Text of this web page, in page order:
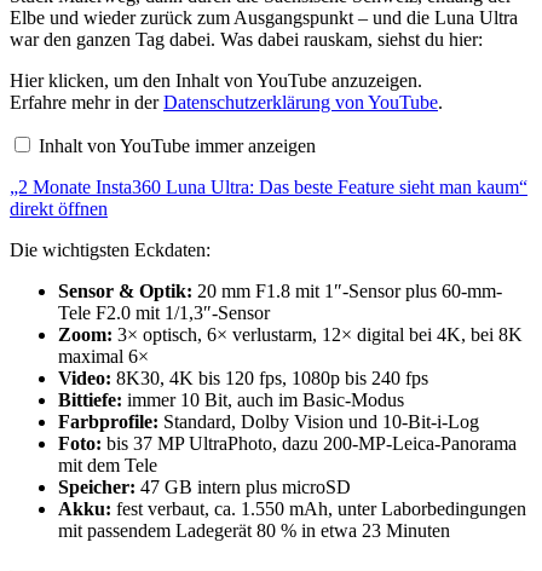
Elbe und wieder zurück zum Ausgangspunkt – und die Luna Ultra
war den ganzen Tag dabei. Was dabei rauskam, siehst du hier:
„2
Monate
Insta360
Luna
Ultra:
beste
Feature
sieht
man
kaum“
YouTube
anzeigen
Hier klicken, um den Inhalt von YouTube anzuzeigen.
Erfahre mehr in derDatenschutzerklärung von YouTube.
Inhalt von YouTube immer anzeigen
„2 Monate Insta360 Luna Ultra: Das beste Feature sieht man kaum“
direkt öffnen
Die wichtigsten Eckdaten:
Sensor & Optik: 20 mm F1.8 mit 1″-Sensor plus 60-mm-
Tele F2.0 mit 1/1,3″-Sensor
Zoom: 3× optisch, 6× verlustarm, 12× digital bei 4K, bei 8K
maximal 6×
Video: 8K30, 4K bis 120 fps, 1080p bis 240 fps
Bittiefe: immer 10 Bit, auch im Basic-Modus
Farbprofile: Standard, Dolby Vision und 10-Bit-i-Log
Foto: bis 37 MP UltraPhoto, dazu 200-MP-Leica-Panorama
mit dem Tele
Speicher: 47 GB intern plus microSD
Akku: fest verbaut, ca. 1.550 mAh, unter Laborbedingungen
mit passendem Ladegerät 80 % in etwa 23 Minuten